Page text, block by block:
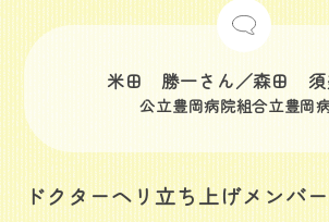
米田 勝一さん／森田 須
公立豊岡病院組合立豊岡
ドクターヘリ立ち上げメンバ